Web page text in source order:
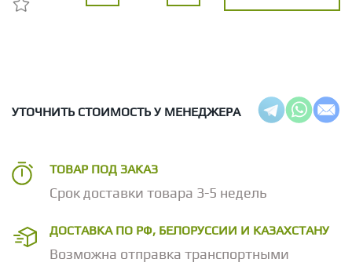
УТОЧНИТЬ СТОИМОСТЬ У МЕНЕДЖЕРА
ТОВАР ПОД ЗАКАЗ
Срок доставки товара 3-5 недель
ДОСТАВКА ПО РФ, БЕЛОРУССИИ И КАЗАХСТАНУ
Возможна отправка транспортными